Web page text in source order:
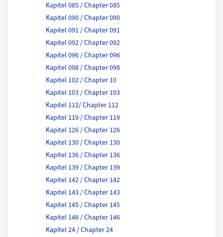
Kapitel 085 / Chapter 085
Kapitel 090 / Chapter 090
Kapitel 091 / Chapter 091
Kapitel 092 / Chapter 092
Kapitel 096 / Chapter 096
Kapitel 098 / Chapter 098
Kapitel 102 / Chapter 10
Kapitel 103 / Chapter 103
Kapitel 112/ Chapter 112
Kapitel 119 / Chapter 119
Kapitel 126 / Chapter 126
Kapitel 130 / Chapter 130
Kapitel 136 / Chapter 136
Kapitel 139 / Chapter 139
Kapitel 142 / Chapter 142
Kapitel 143 / Chapter 143
Kapitel 145 / Chapter 145
Kapitel 146 / Chapter 146
Kapitel 24 / Chapter 24